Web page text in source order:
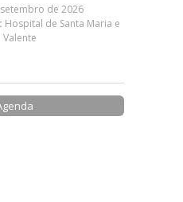
de 2026
Hospital de Santa Maria e
Valente